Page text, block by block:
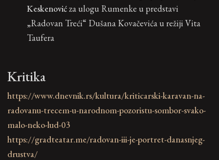
Keskenovićza ulogu Rumenke u predstavi
„Radovan Treći“ Dušana Kovačevića u režiji Vita
Taufera
Kritika
https://www.dnevnik.rs/kultura/kriticarski-karavan-na-
radovanu-trecem-u-narodnom-pozoristu-sombor-svako-
malo-neko-lud-03
https://gradteatar.me/radovan-iii-je-portret-danasnjeg-
drustva/